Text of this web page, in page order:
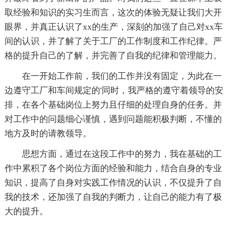
取经验和知识的实习生而言，这次的体验无疑让我们大开
眼界，并真正认识了xx的生产，深刻的加强了自己对xx车
间的认识，并了解了关于工厂的工作制度和工作纪律。严
格的提升自己的了解，并完善了自我的纪律和管理能力。
在一开始工作前，我们的工作并没有固定，为此在一
边遵守工厂和车间规定的'同时，我严格的遵守着领导的安
排，在各个基础岗位上努力且仔细的处理自身的任务。并
对工作中的问题细心谨慎，遇到问题能积极判断，不懂的
地方及时的请教领导。
思想方面，通过在这段工作中的努力，我在基础的工
作中累积了各个岗位方面的经验和能力，结合自身的专业
知识，提高了自身对实践工作情况的认识，不仅提升了自
我的技术，还加强了自我的判断力，让自己的能力有了极
大的提升。